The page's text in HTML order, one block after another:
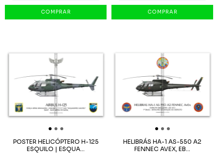
POSTER HELICÓPTERO H-125
ESQUILO | ESQUA...
HELIBRÁS HA-1 AS-550 A2
FENNEC AVEX, EB...